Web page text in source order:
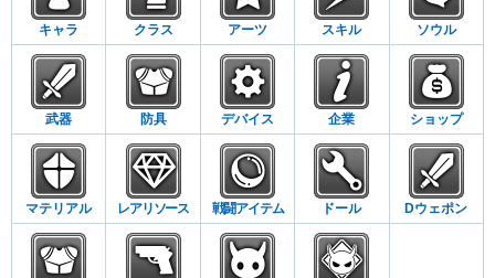
キャラ クラス アーツ スキル ソウル
武器 防具 デバイス 企業 ショップ
マテリアル レアリソース 戦闘アイテム ドール Dウェポン